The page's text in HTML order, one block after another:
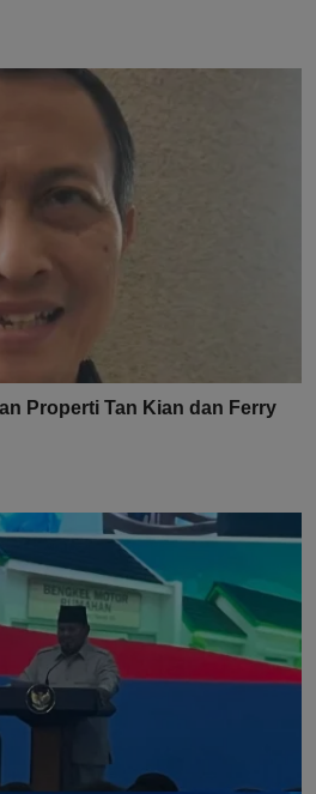
Properti Tan Kian dan Ferry